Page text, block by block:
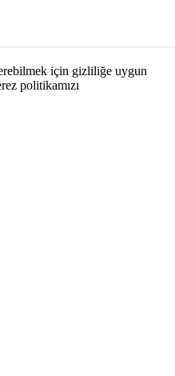
için gizliliğe uygun
politikamızı